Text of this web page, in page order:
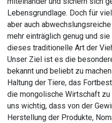
Lebensgrundlage. Doch für
aber auch
mehr einträglich genug und
dieses traditionelle Art der
Unser Ziel ist es die
bekannt und beliebt zu
Haltung der Tiere, das
die mongolische Wirtschaft
uns wichtig, dass von der
Herstellung der Produkte,